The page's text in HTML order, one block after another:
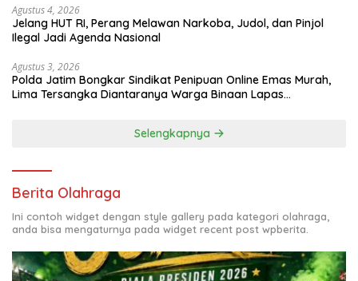
Agustus 4, 2026
Jelang HUT RI, Perang Melawan Narkoba, Judol, dan Pinjol
Ilegal Jadi Agenda Nasional
Agustus 3, 2026
Polda Jatim Bongkar Sindikat Penipuan Online Emas Murah,
Lima Tersangka Diantaranya Warga Binaan Lapas
Selengkapnya
Berita Olahraga
Ini contoh widget dengan style gallery pada kategori olahraga,
anda bisa mengaturnya pada widget recent post wpberita.